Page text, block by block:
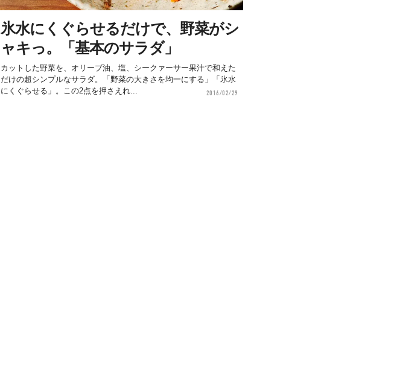
氷水にくぐらせるだけで、野菜がシ
ャキっ。「基本のサラダ」
カットした野菜を、オリーブ油、塩、シークァーサー果汁で和えた
だけの超シンプルなサラダ。「野菜の大きさを均一にする」「氷水
にくぐらせる」。この2点を押さえれ...
2016/02/29